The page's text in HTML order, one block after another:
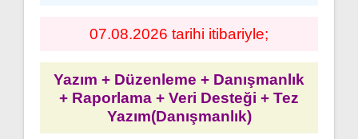
07.08.2026 tarihi itibariyle;
Yazım + Düzenleme + Danışmanlık
+ Raporlama + Veri Desteği + Tez
Yazım(Danışmanlık)